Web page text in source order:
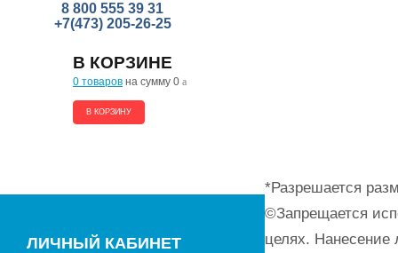
8 800 555 39 31
+7(473) 205-26-25
В КОРЗИНЕ
0 товаров на сумму 0 a
В КОРЗИНУ
ЛИЧНЫЙ КАБИНЕТ
*Разрешается
©Запрещается
целях. Нанесение